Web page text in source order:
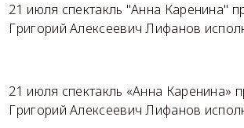
21 июля спектакль "Анна Каренина"
Григорий Алексеевич Лифанов
21 июля спектакль «Анна Каренина»
Григорий Алексеевич Лифанов